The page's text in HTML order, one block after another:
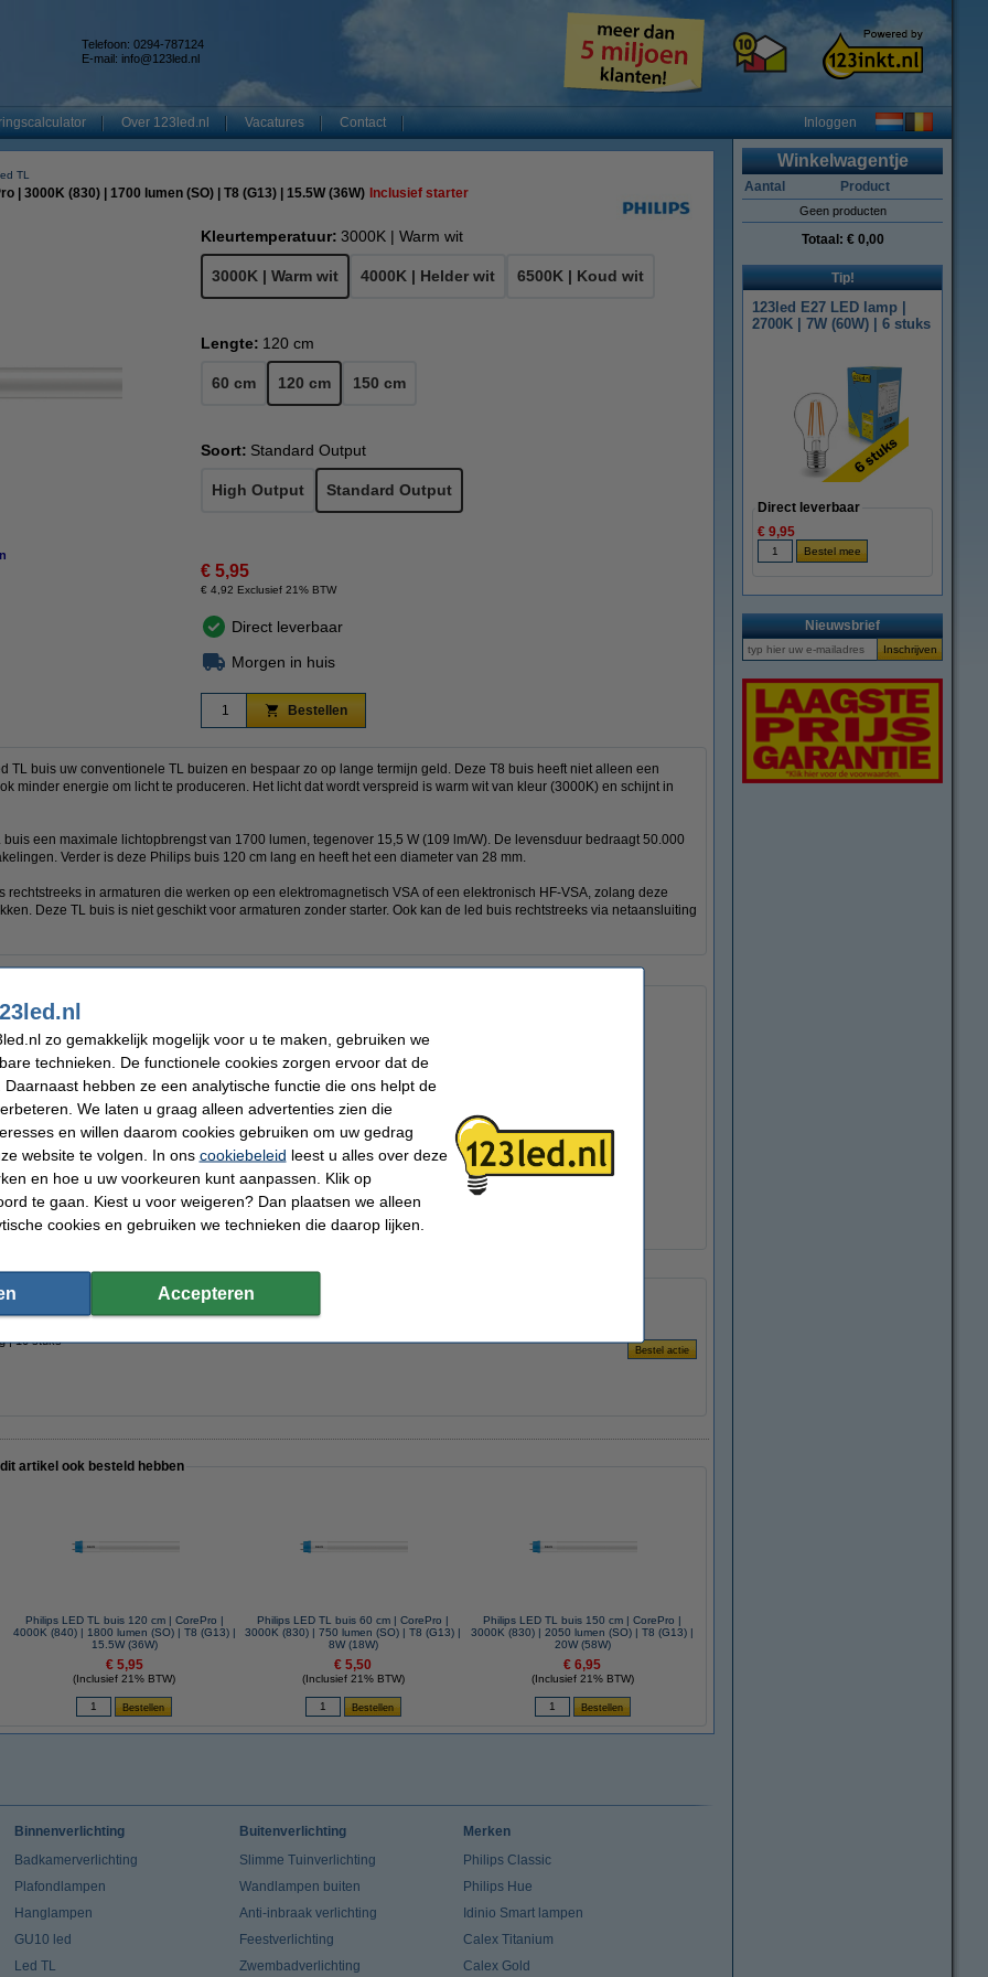
Telefoon: 0294-787124
E-mail: info@123led.nl
Over 123led.nl Vacatures Contact Inloggen
TL
| 3000K (830) | 1700 lumen (SO) | T8 (G13) | 15.5W (36W) Inclusief starter
Kleurtemperatuur: 3000K | Warm wit
3000K | Warm wit 4000K | Helder wit 6500K | Koud wit
Lengte: 120 cm
60 cm 120 cm 150 cm
Soort: Standard Output
High Output Standard Output
€ 5,95
€ 4,92 Exclusief 21% BTW
Direct leverbaar
Morgen in huis
Bestellen
TL buis uw conventionele TL buizen en bespaar zo op lange termijn geld. Deze T8 buis heeft niet alleen een
minder energie om licht te produceren. Het licht dat wordt verspreid is warm wit van kleur (3000K) en schijnt in
een maximale lichtopbrengst van 1700 lumen, tegenover 15,5 W (109 lm/W). De levensduur bedraagt 50.000
Verder is deze Philips buis 120 cm lang en heeft het een diameter van 28 mm.
rechtstreeks in armaturen die werken op een elektromagnetisch VSA of een elektronisch HF-VSA, zolang deze
Deze TL buis is niet geschikt voor armaturen zonder starter. Ook kan de led buis rechtstreeks via netaansluiting
Dimbaar:
Nee
Voltage:
220-240 V
50-60Hz
Starter inbegrepen:
Ja
Lengte:
120 cm
Diameter:
Type installatie:
Conventioneel VSA (EM)
Werktemperatuur:
-20 tot +45 °C
Branduren:
50.000 uur
Aan/uitschakelingen:
200.000
Energielabel:
Oud voor nieuw: uw oude apparaat
| 10 stuks
artikel ook besteld hebben
Philips LED TL buis 120 cm | CorePro |
4000K (840) | 1800 lumen (SO) | T8 (G13) |
15.5W (36W)
€ 5,95
(Inclusief 21% BTW)
Philips LED TL buis 60 cm | CorePro |
3000K (830) | 750 lumen (SO) | T8 (G13) |
8W (18W)
€ 5,50
(Inclusief 21% BTW)
Philips LED TL buis 150 cm | CorePro |
3000K (830) | 2050 lumen (SO) | T8 (G13) |
20W (58W)
€ 6,95
(Inclusief 21% BTW)
Winkelwagentje
Aantal Product
Geen producten
Totaal: € 0,00
Tip!
123led E27 LED lamp |
2700K | 7W (60W) | 6 stuks
Direct leverbaar
€ 9,95
Nieuwsbrief
Binnenverlichting
Badkamerverlichting
Plafondlampen
Hanglampen
GU10 led
Led TL
Buitenverlichting
Slimme Tuinverlichting
Wandlampen buiten
Anti-inbraak verlichting
Feestverlichting
Zwembadverlichting
Merken
Philips Classic
Philips Hue
Idinio Smart lampen
Calex Titanium
Calex Gold
zo gemakkelijk mogelijk voor u te maken, gebruiken we
technieken. De functionele cookies zorgen ervoor dat de
hebben ze een analytische functie die ons helpt de
We laten u graag alleen advertenties zien die
en willen daarom cookies gebruiken om uw gedrag
website te volgen. In ons cookiebeleid leest u alles over deze
en hoe u uw voorkeuren kunt aanpassen. Klik op
te gaan. Kiest u voor weigeren? Dan plaatsen we alleen
cookies en gebruiken we technieken die daarop lijken.
Accepteren